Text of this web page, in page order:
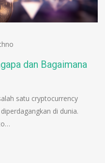
dan Bagaimana
satu cryptocurrency
di dunia.